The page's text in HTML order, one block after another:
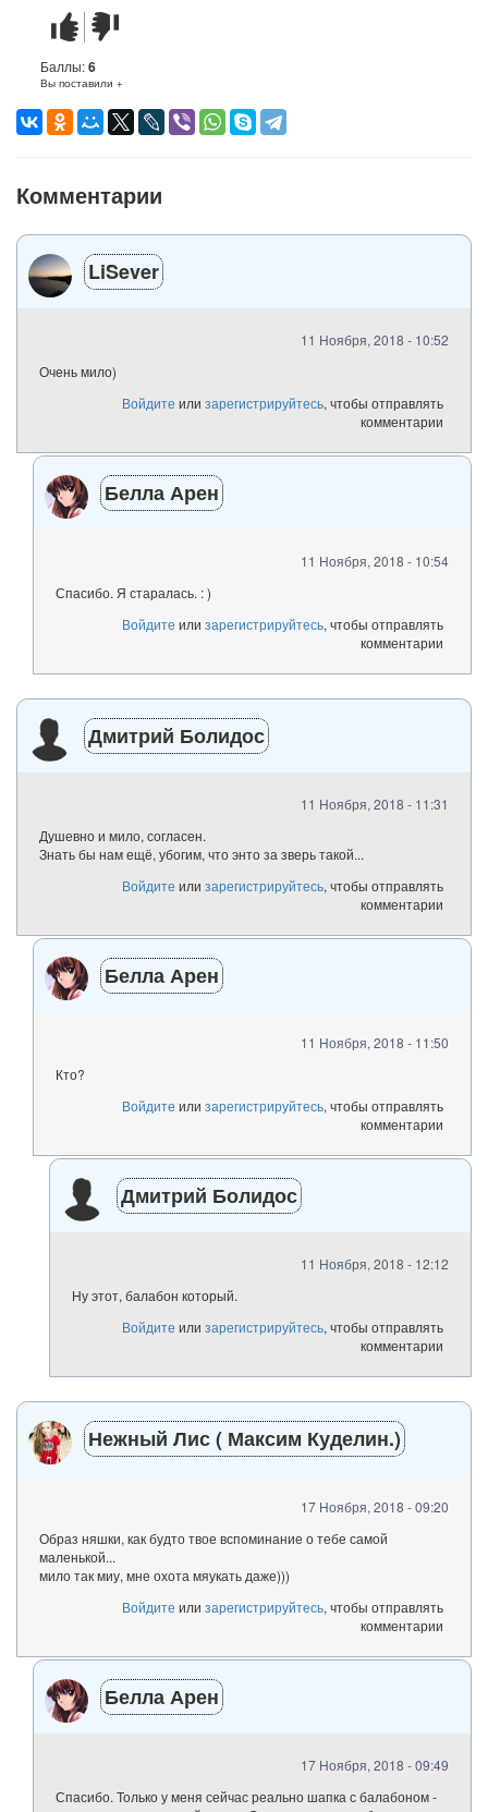
Стих
понравился
Стих
не
понравился
Баллы:6
Вы поставили +
Комментарии
LiSever
11 Ноября, 2018 - 10:52
Очень мило)
Войдите или зарегистрируйтесь, чтобы отправлять
комментарии
Белла Арен
11 Ноября, 2018 - 10:54
Спасибо. Я старалась. : )
Войдите или зарегистрируйтесь, чтобы отправлять
комментарии
Дмитрий Болидос
11 Ноября, 2018 - 11:31
Душевно и мило, согласен.
Знать бы нам ещё, убогим, что энто за зверь такой...
Войдите или зарегистрируйтесь, чтобы отправлять
комментарии
Белла Арен
11 Ноября, 2018 - 11:50
Кто?
Войдите или зарегистрируйтесь, чтобы отправлять
комментарии
Дмитрий Болидос
11 Ноября, 2018 - 12:12
Ну этот, балабон который.
Войдите или зарегистрируйтесь, чтобы отправлять
комментарии
Нежный Лис ( Максим Куделин.)
17 Ноября, 2018 - 09:20
Образ няшки, как будто твое вспоминание о тебе самой
маленькой...
мило так миу, мне охота мяукать даже)))
Войдите или зарегистрируйтесь, чтобы отправлять
комментарии
Белла Арен
17 Ноября, 2018 - 09:49
Спасибо. Только у меня сейчас реально шапка с балабоном -